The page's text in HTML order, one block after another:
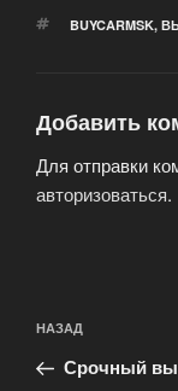
МЕТКИ
BUYCARMSK,
Добавить
Для отправки
авторизоваться.
по
записям
Предыдущая
запись:
НАЗАД
Срочный